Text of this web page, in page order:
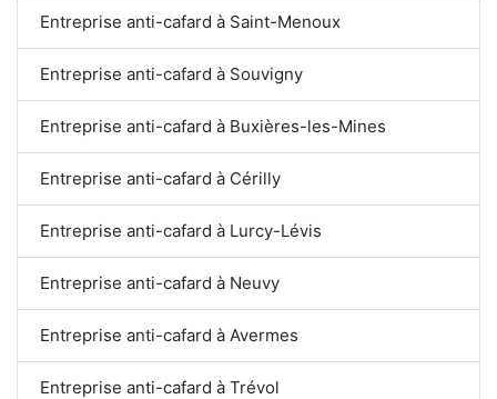
Entreprise anti-cafard à Saint-Menoux
Entreprise anti-cafard à Souvigny
Entreprise anti-cafard à Buxières-les-Mines
Entreprise anti-cafard à Cérilly
Entreprise anti-cafard à Lurcy-Lévis
Entreprise anti-cafard à Neuvy
Entreprise anti-cafard à Avermes
Entreprise anti-cafard à Trévol